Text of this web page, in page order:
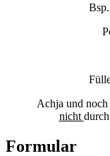
Achja und noch
nicht
Formular